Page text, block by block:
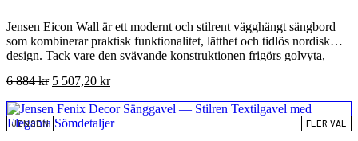
Jensen Eicon Wall är ett modernt och stilrent vägghängt sängbord
som kombinerar praktisk funktionalitet, lätthet och tidlös nordisk
design. Tack vare den svävande konstruktionen frigörs golvyta,
Den vägghängda lösningen gör det dessutom enklare att hålla rent
och ger rummet ett mer exklusivt och genomtänkt uttryck. Detta
sängbord är den perfekta lösningen för dig som vill ha smart och
stilren förvaring utan att kompromissa med design eller kvalitet.
6 884kr 5 507,20 kr
JENSEN FLER VAL